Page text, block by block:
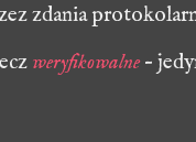
zdania
weryfikowalne–